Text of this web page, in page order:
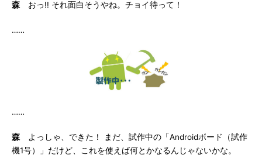
森 おっ!! それ面白そうやね。チョイ待って！
……
……
森 よっしゃ、できた！ まだ、試作中の「Androidボード（試作
機1号）」だけど、これを使えば何とかなるんじゃないかな。